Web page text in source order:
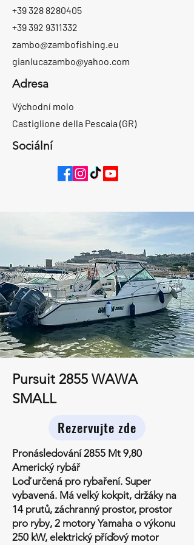
+39 328 8280405
+39 392 9311332
zambo@zambofishing.eu
gianlucazambo@yahoo.com
Adresa
Východní molo
Castiglione della Pescaia (GR)
Sociální
Pursuit 2855 WAWA
SMALL
Rezervujte zde
Pronásledování 2855 Mt 9,80
Americký rybář
Loď určená pro rybaření. Super
vybavená. Má velký kokpit, držáky na
14 prutů, záchranný prostor, prostor
pro ryby, 2 motory Yamaha o výkonu
250 kW, elektrický příďový motor